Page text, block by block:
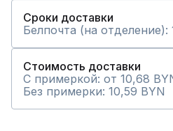
Сроки доставки
Белпочта (на отделение):
Стоимость доставки
С примеркой: от 10,68
Без примерки: 10,59 BYN